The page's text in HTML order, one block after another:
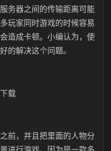
务器之间的传输距离可能
玩家同时游戏的时候容易
造成卡顿。小编认为，使
的解决这个问题。
载
前，并且把里面的人物分